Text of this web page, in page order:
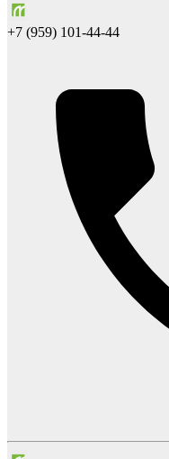
+7 (959) 101-44-44